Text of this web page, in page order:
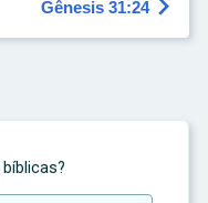
Gênesis 31:24 